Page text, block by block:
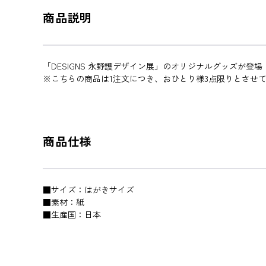
商品説明
「DESIGNS 永野護デザイン展」のオリジナルグッズが登場
※こちらの商品は1注文につき、おひとり様3点限りとさせて
商品仕様
■サイズ：はがきサイズ
■素材：紙
■生産国：日本